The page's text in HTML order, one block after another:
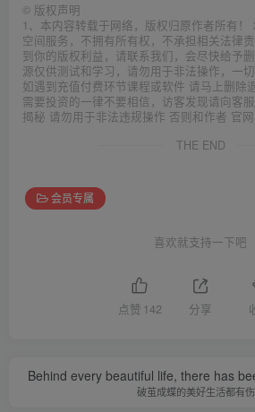
© 版权声明
1、本内容转载于网络，版权归原作者所有
空间服务，不拥有所有权，不承担相关法律
到你的版权利益，请联系我们，会尽快给予
源仅供测试和学习，请勿用于非法操作，一
如遇到充值付费环节课程或软件 请马上删除
需要投资的一律不要相信，访客发现请向客
揭秘 请勿用于非法违规操作 否则和作者 官
THE END
会员专属
喜欢就支持一下吧
点赞 142 分享
Behind every beautiful life, there has
破茧成蝶的美好生活都有